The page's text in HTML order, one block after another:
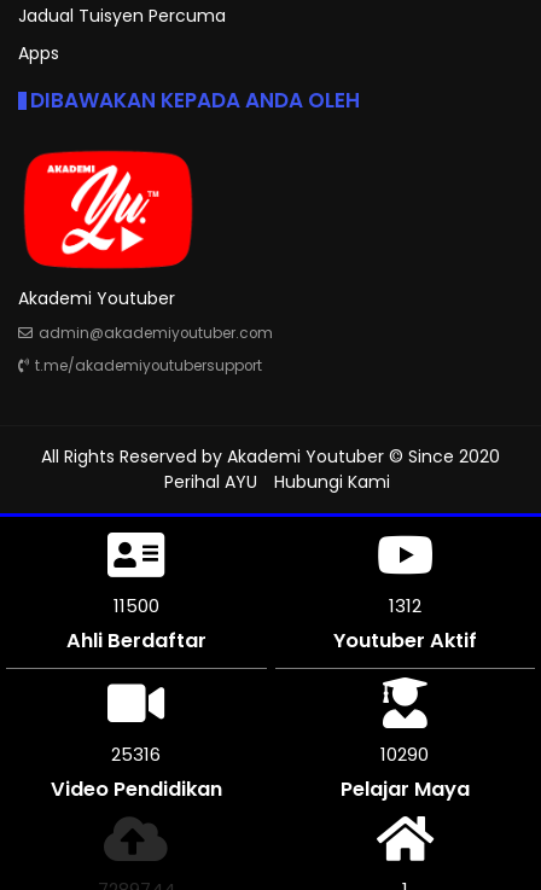
Jadual Tuisyen Percuma
Apps
DIBAWAKAN KEPADA ANDA OLEH
Akademi Youtuber
admin@akademiyoutuber.com
t.me/akademiyoutubersupport
All Rights Reserved by Akademi Youtuber © Since 2020
Perihal AYU
Hubungi Kami
11500
Ahli Berdaftar
1312
Youtuber Aktif
25316
Video Pendidikan
10290
Pelajar Maya